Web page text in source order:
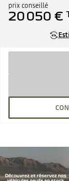
prix conseillé
20 050 €